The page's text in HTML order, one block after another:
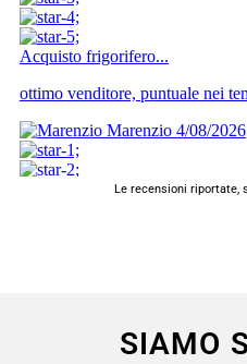
Le recensioni riportate,
SIAMO